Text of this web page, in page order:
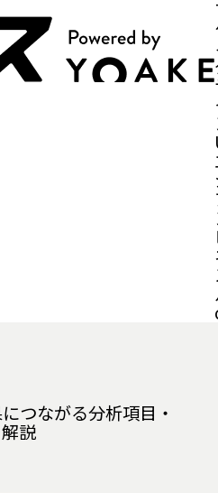
つながる分析項目・
説